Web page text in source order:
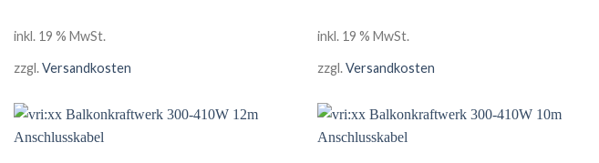
inkl. 19 % MwSt.
zzgl.Versandkosten
inkl. 19 % MwSt.
zzgl.Versandkosten